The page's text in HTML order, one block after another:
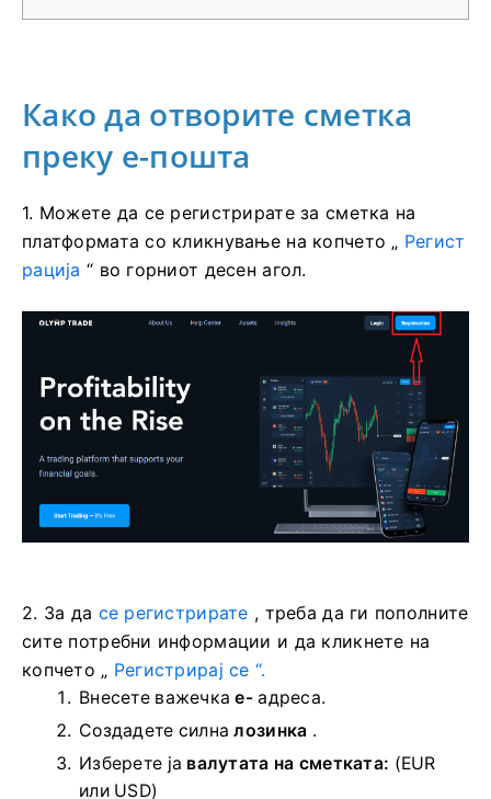
Како да отворите сметка
преку е-пошта
1. Можете да се регистрирате за сметка на
платформата со кликнување на копчето „ Регист
рација “ во горниот десен агол.
2. За да се регистрирате , треба да ги пополните
сите потребни информации и да кликнете на
копчето „ Регистрирај се “.
Внесете важечкае- адреса.
Создадете силналозинка .
Изберете ја валутата на сметката: (EUR
или USD)